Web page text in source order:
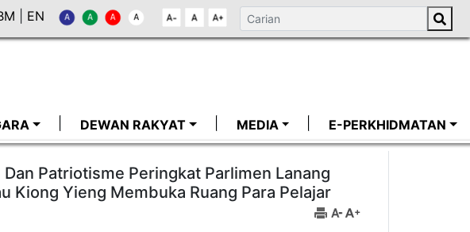
EN
DEWAN RAKYAT MEDIA E-PERKHIDMATAN
Patriotisme Peringkat Parlimen Lanang
Kiong Yieng Membuka Ruang Para Pelajar